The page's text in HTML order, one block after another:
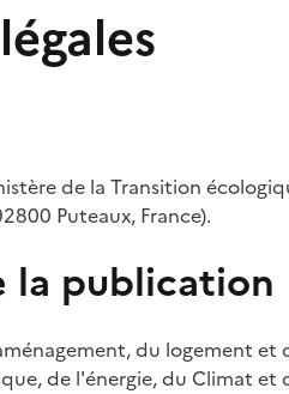
de la Transition
Puteaux, France).
la publication
du logement
de l'énergie, du Climat et